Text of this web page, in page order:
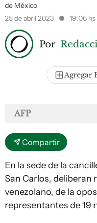
de México
25 de abril 2023
19:06 hs
Por
Agregar
AFP
Compartir
En la sede de la
San Carlos, deliberan
venezolano, de la
representantes de 19